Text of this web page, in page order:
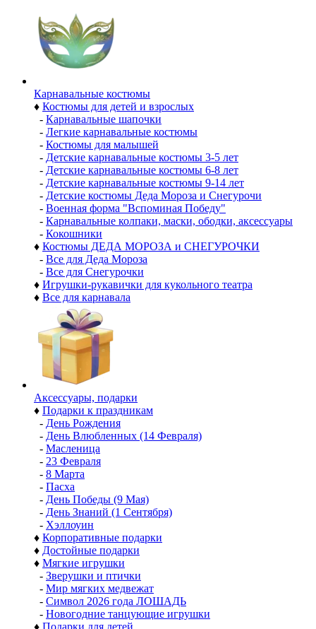
Карнавальные костюмы
♦ Костюмы для детей и взрослых
- Карнавальные шапочки
- Легкие карнавальные костюмы
- Костюмы для малышей
- Детские карнавальные костюмы 3-5 лет
- Детские карнавальные костюмы 6-8 лет
- Детские карнавальные костюмы 9-14 лет
- Детские костюмы Деда Мороза и Снегурочи
- Военная форма "Вспоминая Победу"
- Карнавальные колпаки, маски, ободки, аксессуары
- Кокошники
♦ Костюмы ДЕДА МОРОЗА и СНЕГУРОЧКИ
- Все для Деда Мороза
- Все для Снегурочки
♦ Игрушки-рукавички для кукольного театра
♦ Все для карнавала
Аксессуары, подарки
♦ Подарки к праздникам
- День Рождения
- День Влюбленных (14 Февраля)
- Масленица
- 23 Февраля
- 8 Марта
- Пасха
- День Победы (9 Мая)
- День Знаний (1 Сентября)
- Хэллоуин
♦ Корпоративные подарки
♦ Достойные подарки
♦ Мягкие игрушки
- Зверушки и птички
- Мир мягких медвежат
- Символ 2026 года ЛОШАДЬ
- Новогодние танцующие игрушки
♦ Подарки для детей